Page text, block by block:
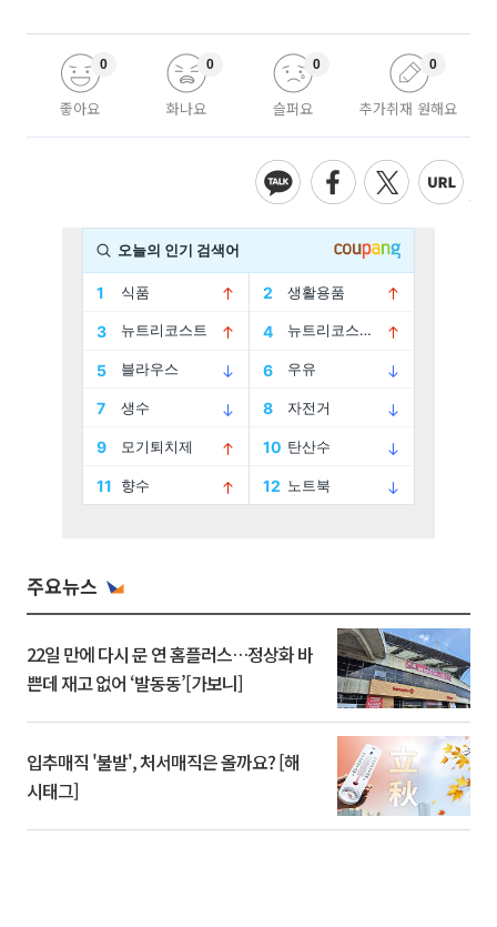
좋아요
0
화나요
0
슬퍼요
0
추가취재 원해요
0
주요뉴스
22일 만에 다시 문 연 홈플러스…정상화 바
쁜데 재고 없어 ‘발동동’[가보니]
입추매직 '불발', 처서매직은 올까요? [해
시태그]